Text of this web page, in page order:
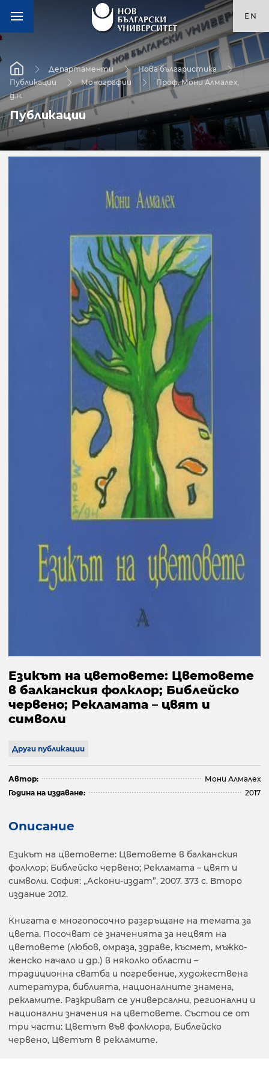
EN
Департаменти
Нова българистика
Публикации
Монографии
Проф. Мони Алмалех,
д.н.
Публикации
Езикът на цветовете: Цветовете
в балканския фолклор; Библейско
червено; Рекламата – цвят и
символи
Други публикации
Автор:
Мони Алмалех
Година на издаване:
2017
Описание
Езикът на цветовете: Цветовете в балканския
фолклор; Библейско червено; Рекламата – цвят и
символи. София: „Аскони-издат”, 2007. 373 с. Второ
издание 2012.
Книгата е многопосочно разгръщане на темата за
цвета. Посочват се значенията за нецвят на
цветовете (любов, омраза, здраве, късмет, мъжко-
женско начало и др.) в няколко области –
традиционна сватба и погребение, художествена
литература, библията, националните знамена,
рекламите. Разкриват се универсални, регионални и
национални значения на цветовете. Състои се от
три части: Цветът във фолклора, Библейско
червено, Цветът в рекламите.